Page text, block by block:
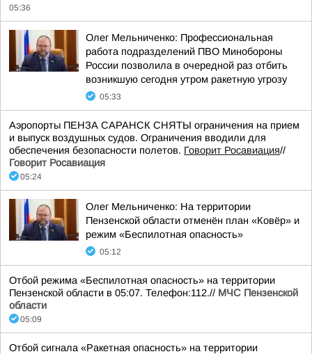
05:36
Олег Мельниченко: Профессиональная
работа подразделений ПВО Минобороны
России позволила в очередной раз отбить
возникшую сегодня утром ракетную угрозу
05:33
Аэропорты ПЕНЗА САРАНСК СНЯТЫ ограничения на прием
и выпуск воздушных судов. Ограничения вводили для
обеспечения безопасности полетов. Говорит Росавиация//
Говорит Росавиация
05:24
Олег Мельниченко: На территории
Пензенской области отменён план «Ковёр» и
режим «Беспилотная опасность»
05:12
Отбой режима «Беспилотная опасность» на территории
Пензенской области в 05:07. Телефон:112.// МЧС Пензенской
области
05:09
Отбой сигнала «Ракетная опасность» на территории